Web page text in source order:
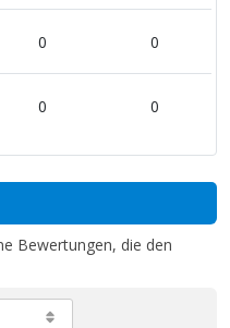
0 0
0 0
Bewertungen, die den